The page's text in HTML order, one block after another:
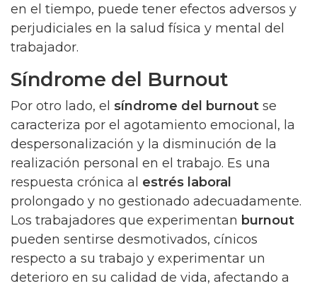
en el tiempo, puede tener efectos adversos y
perjudiciales en la salud física y mental del
trabajador.
Síndrome del Burnout
Por otro lado, el síndrome del burnout se
caracteriza por el agotamiento emocional, la
despersonalización y la disminución de la
realización personal en el trabajo. Es una
respuesta crónica al estrés laboral
prolongado y no gestionado adecuadamente.
Los trabajadores que experimentan burnout
pueden sentirse desmotivados, cínicos
respecto a su trabajo y experimentar un
deterioro en su calidad de vida, afectando a